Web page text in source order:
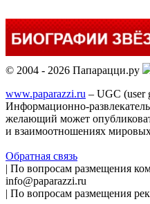
© 2004 - 2026 Папарацци.ру
www.paparazzi.ru – UGC (user
Информационно-
желающий может
и взаимоотношениях
Обратная связь
| По вопросам размещения
info@paparazzi.ru
| По вопросам размещения